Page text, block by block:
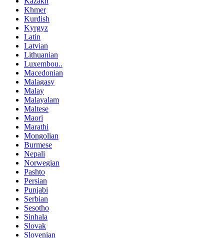
Khmer
Kurdish
Kyrgyz
Latin
Latvian
Lithuanian
Luxembou..
Macedonian
Malagasy
Malay
Malayalam
Maltese
Maori
Marathi
Mongolian
Burmese
Nepali
Norwegian
Pashto
Persian
Punjabi
Serbian
Sesotho
Sinhala
Slovak
Slovenian